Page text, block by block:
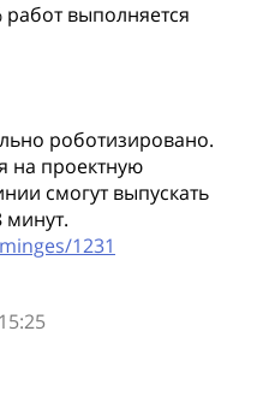
выполняется
роботизировано.
на проектную
смогут выпускать
минут.
1231